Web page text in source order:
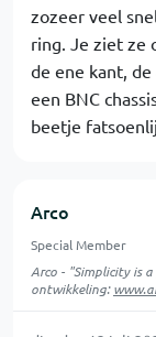
zozeer veel
ring. Je ziet ze
de ene kant,
een BNC
beetje
Arco
Special Member
Arco - "Simplicity is
ontwikkeling: